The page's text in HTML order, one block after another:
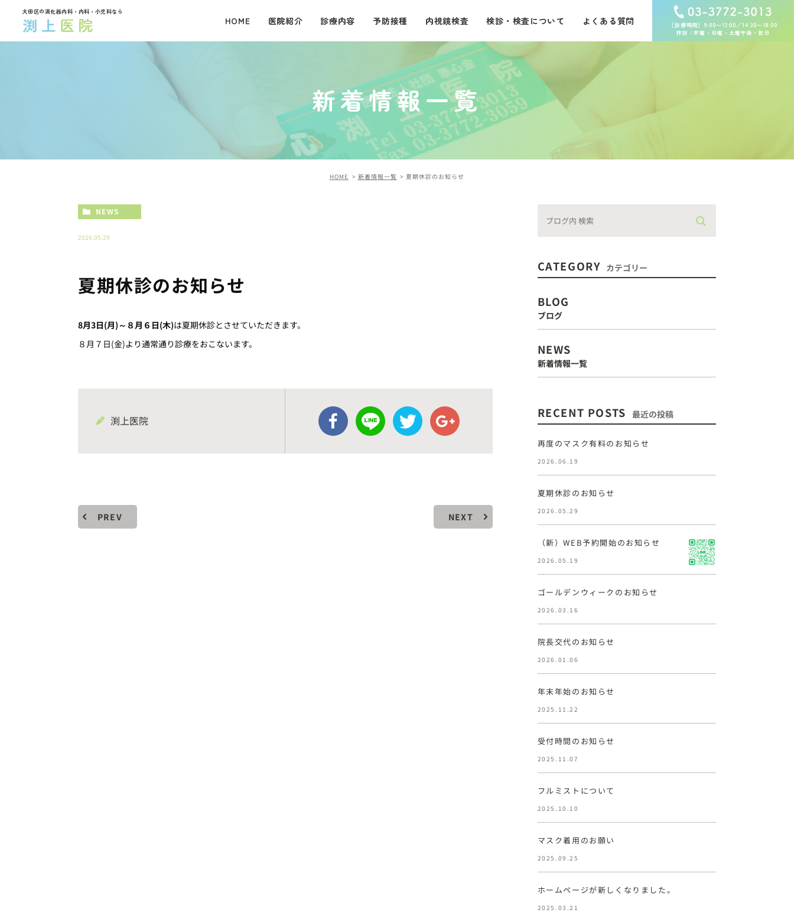
大田区の消化器内科・内科・小児科なら
HOME 医院紹介 診療内容
消化器・肝臓内科
予防接種 内視鏡検査 検診・検査について よくある質問
［診療時間］9:00〜12:00／14:30〜18:00
休診：木曜・日曜・土曜午後・祝日
新着情報一覧
HOME 新着情報一覧 夏期休診のお知らせ
NEWS
2026.05.29
夏期休診のお知らせ
8月3日(月)～８月６日(木)は夏期休診とさせていただきます。
８月７日(金)より通常通り診療をおこないます。
渕上医院
PREV NEXT
CATEGORY カテゴリー
BLOG
ブログ
NEWS
新着情報一覧
RECENT POSTS 最近の投稿
再度のマスク有料のお知らせ
2026.06.19
夏期休診のお知らせ
2026.05.29
（新）WEB予約開始のお知らせ
2026.05.19
ゴールデンウィークのお知らせ
2026.03.16
院長交代のお知らせ
2026.01.06
年末年始のお知らせ
2025.11.22
受付時間のお知らせ
2025.11.07
フルミストについて
2025.10.10
マスク着用のお願い
2025.09.25
ホームページが新しくなりました。
2025.03.21